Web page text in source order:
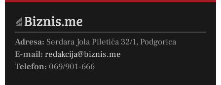
Adresa: Serdara Jola Piletića 32/1, Podgorica
E-mail: redakcija@biznis.me
Telefon: 069/901-666